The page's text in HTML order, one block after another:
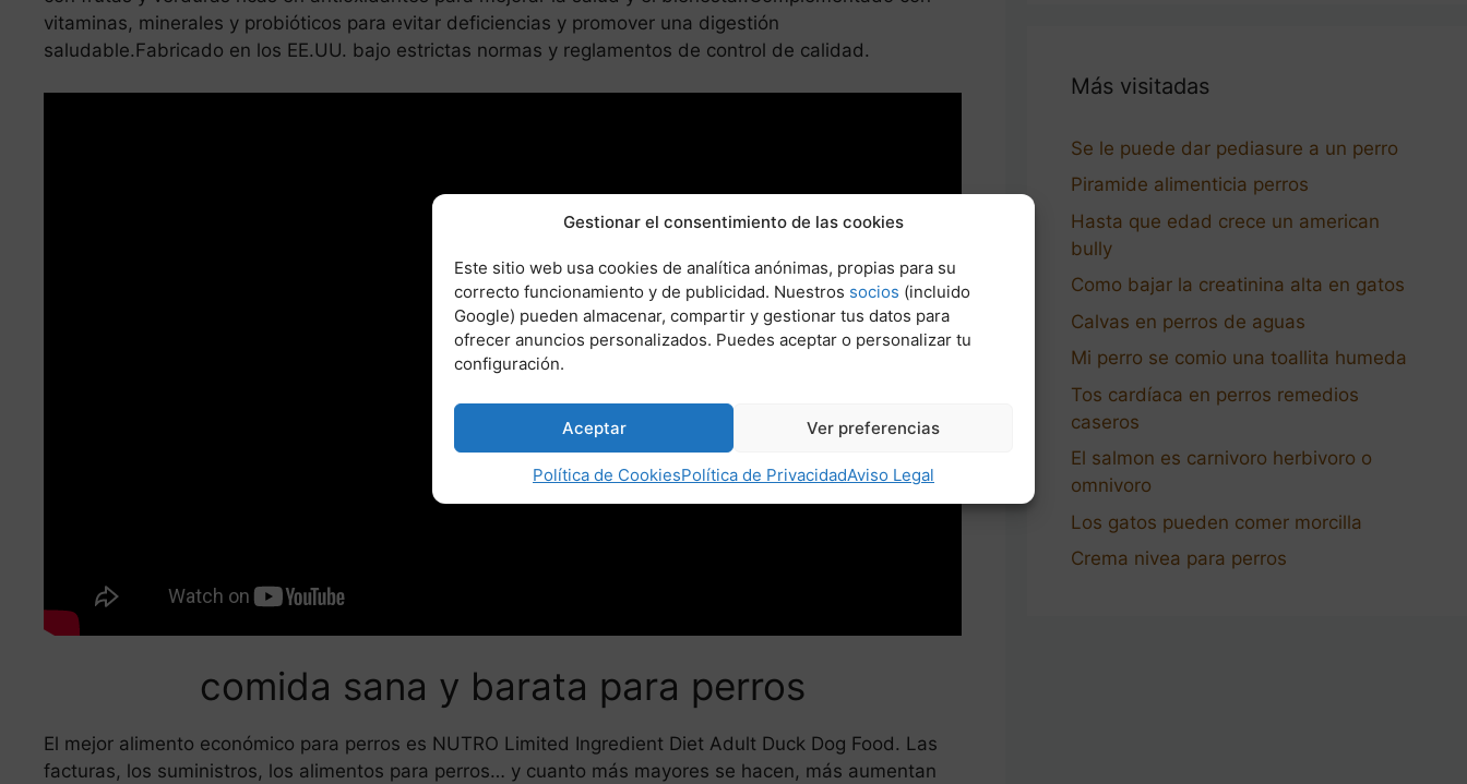
Gestionar el consentimiento de las cookies
Este sitio web usa cookies de analítica anónimas, propias para su
correcto funcionamiento y de publicidad. Nuestros socios (incluido
Google) pueden almacenar, compartir y gestionar tus datos para
ofrecer anuncios personalizados. Puedes aceptar o personalizar tu
configuración.
Aceptar Ver preferencias
Política de CookiesPolítica de PrivacidadAviso Legal
vitaminas, minerales y probióticos para evitar deficiencias y promover una digestión
saludable.Fabricado en los EE.UU. bajo estrictas normas y reglamentos de control de calidad.
comida sana y barata para perros
El mejor alimento económico para perros es NUTRO Limited Ingredient Diet Adult Duck Dog Food. Las
facturas, los suministros, los alimentos para perros… y cuanto más mayores se hacen, más aumentan
Más visitadas
Se le puede dar pediasure a un perro
Piramide alimenticia perros
Hasta que edad crece un american
bully
Como bajar la creatinina alta en gatos
Calvas en perros de aguas
Mi perro se comio una toallita humeda
Tos cardíaca en perros remedios
caseros
El salmon es carnivoro herbivoro o
omnivoro
Los gatos pueden comer morcilla
Crema nivea para perros